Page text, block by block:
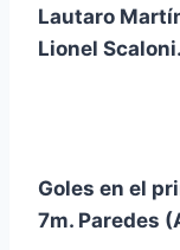
Lautaro
Lionel Scaloni.
Goles en el
7m. Paredes